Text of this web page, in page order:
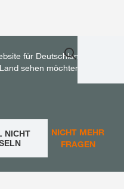
für Deutschland.
sehen möchten,
NICHT
NICHT MEHR
FRAGEN